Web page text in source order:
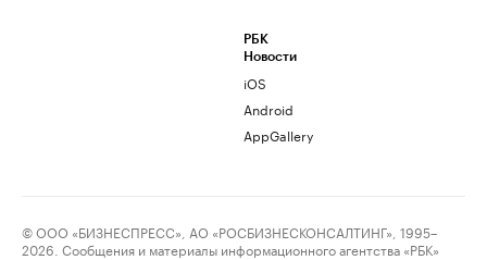
РБК
Новости
iOS
Android
AppGallery
© ООО «БИЗНЕСПРЕСС», АО «РОСБИЗНЕСКОНСАЛТИНГ», 1995–
2026. Сообщения и материалы информационного агентства «РБК»